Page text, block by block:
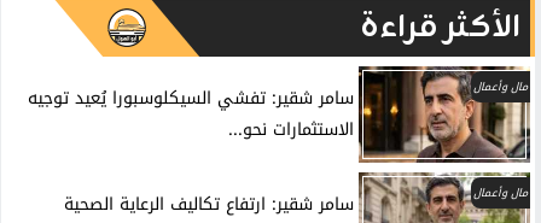
الأكثر قراءة
مال وأعمال
سامر شقير: تفشي السيكلوسبورا يُعيد توجيه
الاستثمارات نحو...
مال وأعمال
سامر شقير: ارتفاع تكاليف الرعاية الصحية